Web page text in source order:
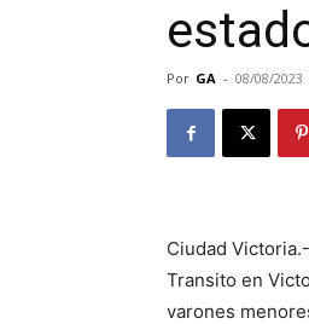
Por GA - 08/08/2023
Ciudad
Transito en
varones